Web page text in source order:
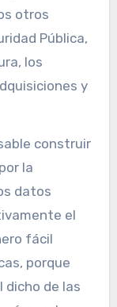
otros
Pública,
los
y
construir
la
datos
el
fácil
porque
dicho de las